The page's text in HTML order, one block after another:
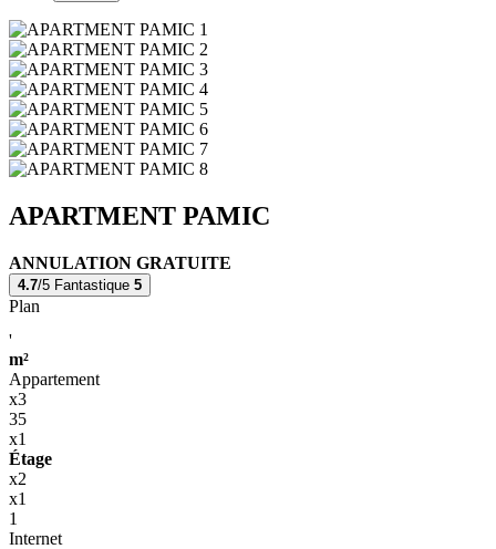
APARTMENT PAMIC
ANNULATION GRATUITE
4.7/5 Fantastique 5
Plan
'
m²
Appartement
x3
35
x1
Étage
x2
x1
1
Internet